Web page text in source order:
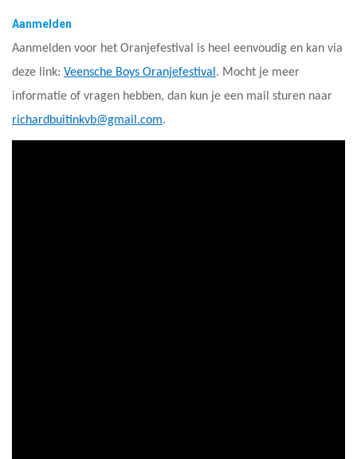
Aanmelden
Aanmelden voor het Oranjefestival is heel eenvoudig en kan via
deze link: Veensche Boys Oranjefestival . Mocht je meer
informatie of vragen hebben, dan kun je een mail sturen naar
richardbuitinkvb@gmail.com.